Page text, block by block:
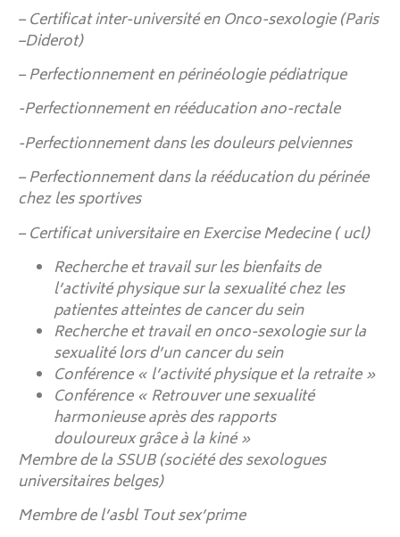
– Certificat inter-université en Onco-sexologie (Paris
–Diderot)
– Perfectionnement en périnéologie pédiatrique
-Perfectionnement en rééducation ano-rectale
-Perfectionnement dans les douleurs pelviennes
– Perfectionnement dans la rééducation du périnée
chez les sportives
– Certificat universitaire en Exercise Medecine ( ucl)
Recherche et travail sur les bienfaits de
l’activité physique sur la sexualité chez les
patientes atteintes de cancer du sein
Recherche et travail en onco-sexologie sur la
sexualité lors d’un cancer du sein
Conférence « l’activité physique et la retraite »
Conférence « Retrouver une sexualité
harmonieuse après des rapports
douloureux grâce à la kiné »
Membre de la SSUB (société des sexologues
universitaires belges)
Membre de l’asbl Tout sex’prime